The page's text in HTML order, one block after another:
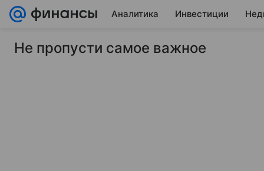
Аналитика Инвестиции
6 июля 2026 Финансы Mail
В ГД объяснили,
Порядок получения
работающих пенсионеров в 2026
Не пропусти самое важное